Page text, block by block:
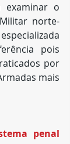
examinar o
norte-
pois
por
mais
penal